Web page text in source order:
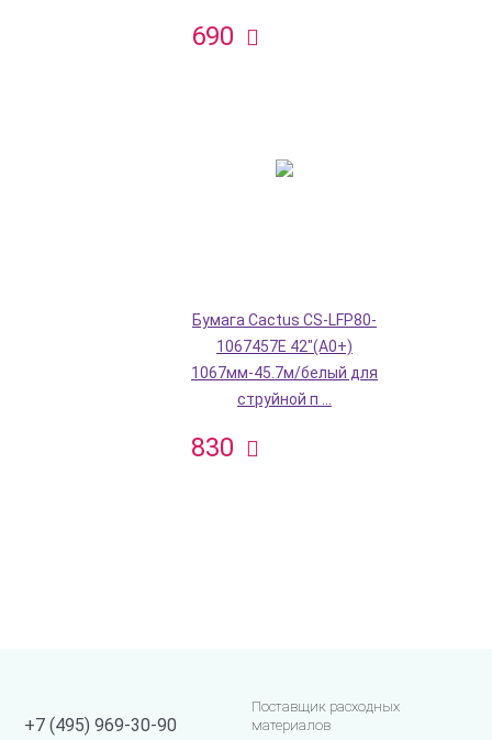
690
Бумага Cactus CS-LFP80-
1067457E 42"(A0+)
1067мм-45.7м/белый для
струйной п ...
830
+7 (495) 969-30-90
Поставщик расходных
материалов